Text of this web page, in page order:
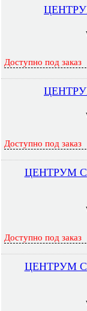
Доступно под заказ
Доступно под заказ
ЦЕНТРУМ С
Доступно под заказ
ЦЕНТРУМ С